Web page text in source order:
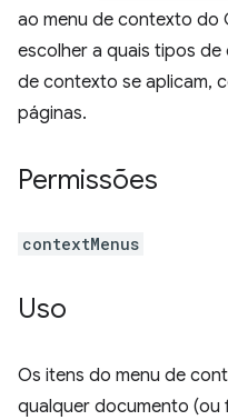
ao menu de contexto do
escolher a quais tipos
de contexto se aplicam,
páginas.
Permissões
contextMenus
Uso
Os itens do menu de
qualquer documento (ou